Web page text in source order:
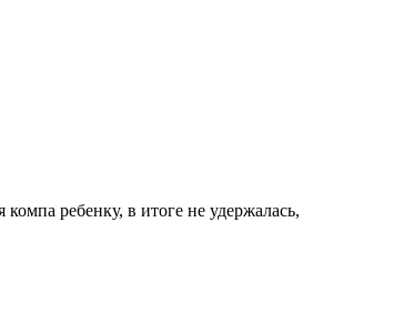
ребенку, в итоге не удержалась,